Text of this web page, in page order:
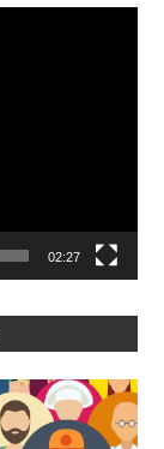
02:27